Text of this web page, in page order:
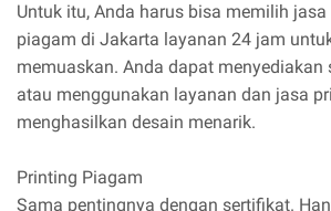
Untuk itu, Anda harus bisa memilih
piagam di Jakarta layanan 24 jam
memuaskan. Anda dapat menyediakan
atau menggunakan layanan dan jasa
menghasilkan desain menarik.
Printing Piagam
Sama pentingnya dengan sertifikat.